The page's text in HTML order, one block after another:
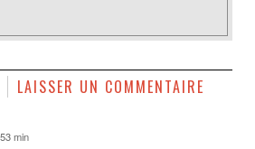
LAISSER UN COMMENTAIRE
min